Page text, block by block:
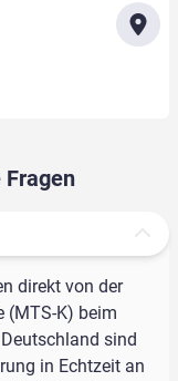
Fragen
direkt von der
(MTS-K) beim
sind
in Echtzeit an